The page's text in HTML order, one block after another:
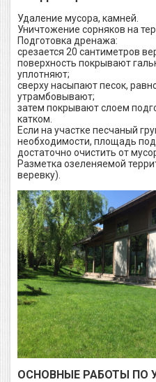
Удаление мусора, камней.
Уничтожение сорняков на
Подготовка дренажа:
срезается 20 сантиметров
поверхность покрывают
уплотняют;
сверху насыпают песок,
утрамбовывают;
затем покрывают слоем
катком.
Если на участке песчаный
необходимости, площадь
достаточно очистить от
Разметка озеленяемой
веревку).
ОСНОВНЫЕ РАБОТЫ ПО